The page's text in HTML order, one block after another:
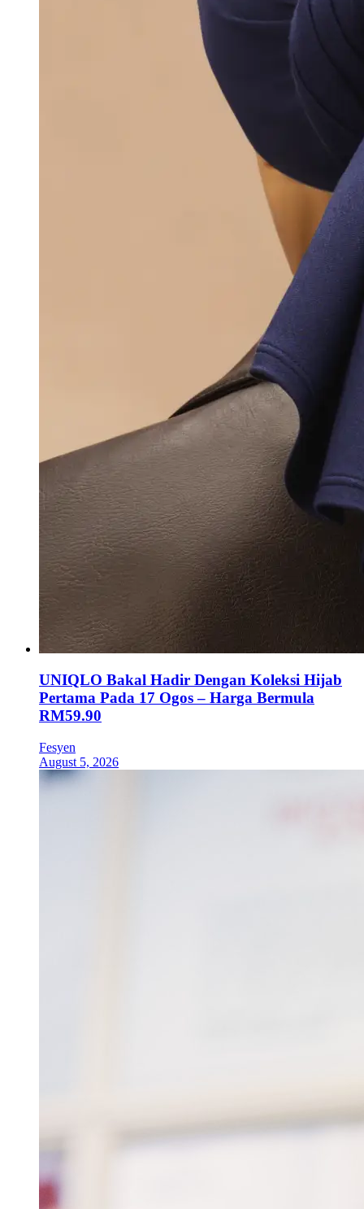
UNIQLO Bakal Hadir Dengan Koleksi Hijab
Pertama Pada 17 Ogos – Harga Bermula
RM59.90
Fesyen
August 5, 2026